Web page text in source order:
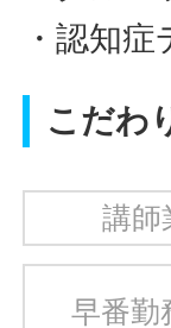
・認知
こだわ
講師
早番勤